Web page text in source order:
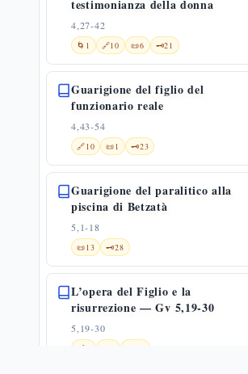
testimonianza della donna
4,27-42
🌀 1 🔗10 📜6 🗝️21
Guarigione del figlio del
funzionario reale
4,43-54
🔗10 📜1 🗝️23
Guarigione del paralitico alla
piscina di Betzatà
5,1-18
📜13 🗝️28
L’opera del Figlio e la
risurrezione — Gv 5,19-30
5,19-30
🔗